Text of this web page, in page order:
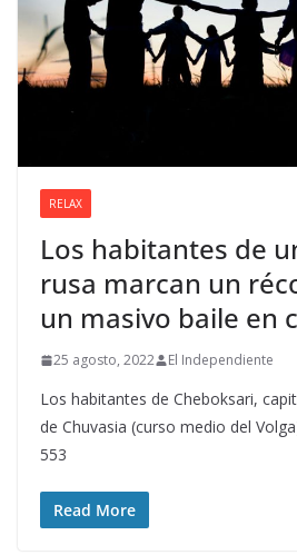
RELAX
Los habitantes de
rusa marcan un
un masivo baile en
25 agosto, 2022 El Independiente
Los habitantes de Cheboksari,
de Chuvasia (curso medio del
553
Read More